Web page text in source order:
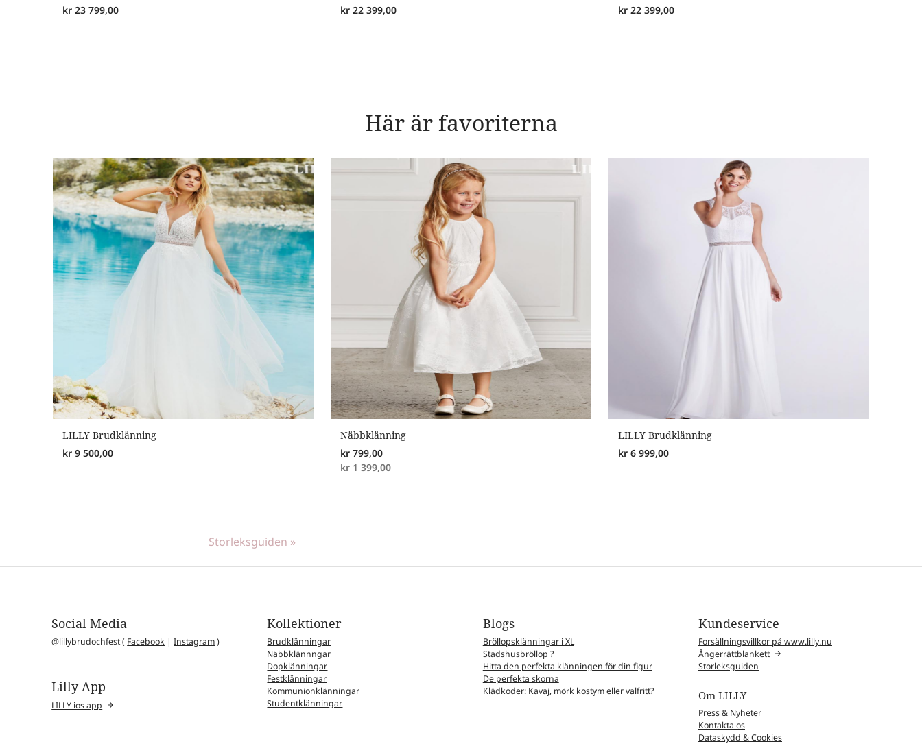
kr 23 799,00
kr 22 399,00
kr 22 399,00
Här är favoriterna
LILLY Brudklänning
kr 9 500,00
Näbbklänning
kr 799,00
kr 1 399,00
LILLY Brudklänning
kr 6 999,00
Storleksguiden »
Social Media
@lillybrudochfest ( Facebook |Instagram)
Lilly App
LILLY ios app
Kollektioner
Brudklänningar
Näbbklännngar
Dopklänningar
Festklänningar
Kommunionklänningar
Studentklänningar
Blogs
Bröllopsklänningar i XL
Stadshusbröllop ?
Hitta den perfekta klänningen för din figur
De perfekta skorna
Klädkoder: Kavaj, mörk kostym eller valfritt?
Kundeservice
Forsällningsvillkor på www.lilly.nu
Ångerrättblankett
Storleksguiden
Om LILLY
Press & Nyheter
Kontakta os
Dataskydd & Cookies